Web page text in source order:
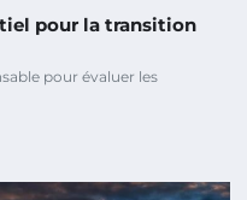
pour la transition
pour évaluer les